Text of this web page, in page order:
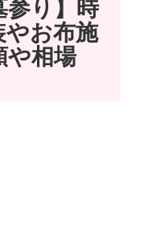
参り】時
やお布施
や相場